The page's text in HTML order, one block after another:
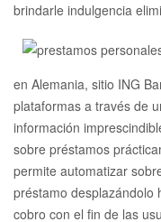
brindarle indulgencia
en Alemania, sitio ING
plataformas a través de
información
sobre préstamos
permite automatizar
préstamo desplazándolo
cobro con el fin de las